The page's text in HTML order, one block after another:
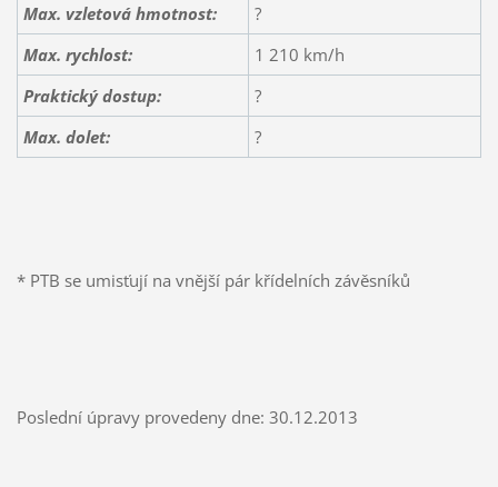
Max. vzletová hmotnost:
?
Max. rychlost:
1 210 km/h
Praktický dostup:
?
Max. dolet:
?
* PTB se umisťují na vnější pár křídelních závěsníků
Poslední úpravy provedeny dne: 30.12.2013